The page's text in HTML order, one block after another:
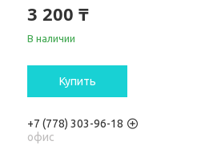
3 200 ₸
В наличии
Купить
+7 (778) 303-96-18
офис